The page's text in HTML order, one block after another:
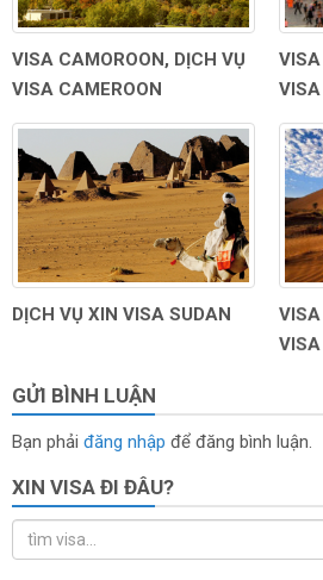
VISA CAMOROON, DỊCH VỤ
VISA CAMEROON
VISA
DỊCH VỤ XIN VISA SUDAN
GỬI BÌNH LUẬN
Bạn phải đăng nhập để đăng bình luận.
XIN VISA ĐI ĐÂU?